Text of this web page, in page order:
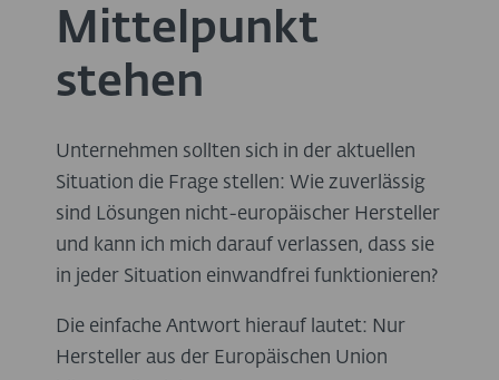
Mittelpunkt
stehen
Unternehmen sollten sich in der aktuellen
Situation die Frage stellen: Wie zuverlässig
sind Lösungen nicht-europäischer Hersteller
und kann ich mich darauf verlassen, dass sie
in jeder Situation einwandfrei funktionieren?
Die einfache Antwort hierauf lautet: Nur
Hersteller aus der Europäischen Union